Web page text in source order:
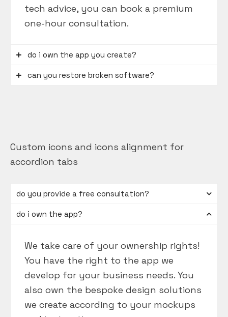
tech advice, you can book a premium
one-hour consultation.
do i own the app you create?
can you restore broken software?
Custom icons and icons alignment for
accordion tabs
do you provide a free consultation?
do i own the app?
We take care of your ownership rights!
You have the right to the app we
develop for your business needs. You
also own the bespoke design solutions
we create according to your mockups